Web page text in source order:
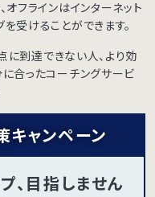
フラインはインターネット
受けることができます。
到達できない人、より効
合ったコーチングサービ
キャンペーン
、目指しません